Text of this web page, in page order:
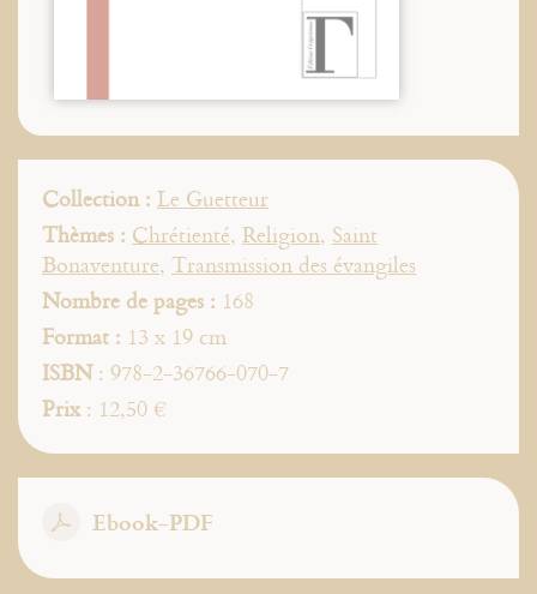
Collection : Le Guetteur
Thèmes : Chrétienté, Religion, Saint
Bonaventure, Transmission des évangiles
Nombre de pages : 168
Format : 13 x 19 cm
ISBN: 978-2-36766-070-7
Prix: 12,50 €
Ebook-PDF